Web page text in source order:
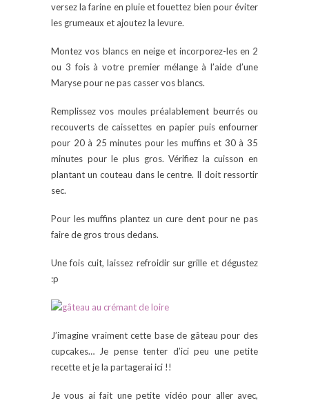
versez la farine en pluie et fouettez bien pour éviter
les grumeaux et ajoutez la levure.
Montez vos blancs en neige et incorporez-les en 2
ou 3 fois à votre premier mélange à l’aide d’une
Maryse pour ne pas casser vos blancs.
Remplissez vos moules préalablement beurrés ou
recouverts de caissettes en papier puis enfourner
pour 20 à 25 minutes pour les muffins et 30 à 35
minutes pour le plus gros. Vérifiez la cuisson en
plantant un couteau dans le centre. Il doit ressortir
sec.
Pour les muffins plantez un cure dent pour ne pas
faire de gros trous dedans.
Une fois cuit, laissez refroidir sur grille et dégustez
:p
J’imagine vraiment cette base de gâteau pour des
cupcakes… Je pense tenter d’ici peu une petite
recette et je la partagerai ici !!
Je vous ai fait une petite vidéo pour aller avec,